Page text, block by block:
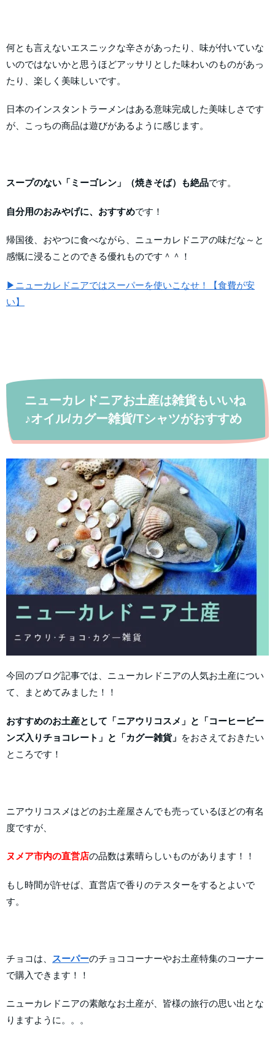
何とも言えないエスニックな辛さがあったり、味が付いていな
いのではないかと思うほどアッサリとした味わいのものがあっ
たり、楽しく美味しいです。
日本のインスタントラーメンはある意味完成した美味しさです
が、こっちの商品は遊びがあるように感じます。
スープのない「ミーゴレン」（焼きそば）も絶品です。
自分用のおみやげに、おすすめです！
帰国後、おやつに食べながら、ニューカレドニアの味だな～と
感慨に浸ることのできる優れものです＾＾！
▶ニューカレドニアではスーパーを使いこなせ！【食費が安
い】
ニューカレドニアお土産は雑貨もいいね
♪オイル/カグー雑貨/Tシャツがおすすめ
今回のブログ記事では、ニューカレドニアの人気お土産につい
て、まとめてみました！！
おすすめのお土産として「ニアウリコスメ」と「コーヒービー
ンズ入りチョコレート」と「カグー雑貨」 をおさえておきたい
ところです！
ニアウリコスメはどのお土産屋さんでも売っているほどの有名
度ですが、
ヌメア市内の直営店の品数は素晴らしいものがあります！！
もし時間が許せば、直営店で香りのテスターをするとよいで
す。
チョコは、 スーパーのチョココーナーやお土産特集のコーナー
で購入できます！！
ニューカレドニアの素敵なお土産が、皆様の旅行の思い出とな
りますように。。。